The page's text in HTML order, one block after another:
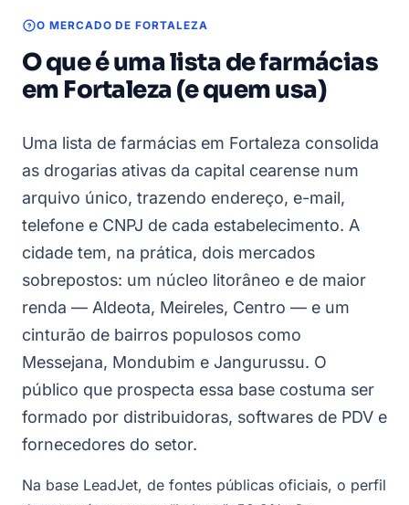
O MERCADO DE FORTALEZA
O que é uma lista de farmácias
em Fortaleza (e quem usa)
Uma lista de farmácias em Fortaleza consolida
as drogarias ativas da capital cearense num
arquivo único, trazendo endereço, e-mail,
telefone e CNPJ de cada estabelecimento. A
cidade tem, na prática, dois mercados
sobrepostos: um núcleo litorâneo e de maior
renda — Aldeota, Meireles, Centro — e um
cinturão de bairros populosos como
Messejana, Mondubim e Jangurussu. O
público que prospecta essa base costuma ser
formado por distribuidoras, softwares de PDV e
fornecedores do setor.
Na base LeadJet, de fontes públicas oficiais, o perfil